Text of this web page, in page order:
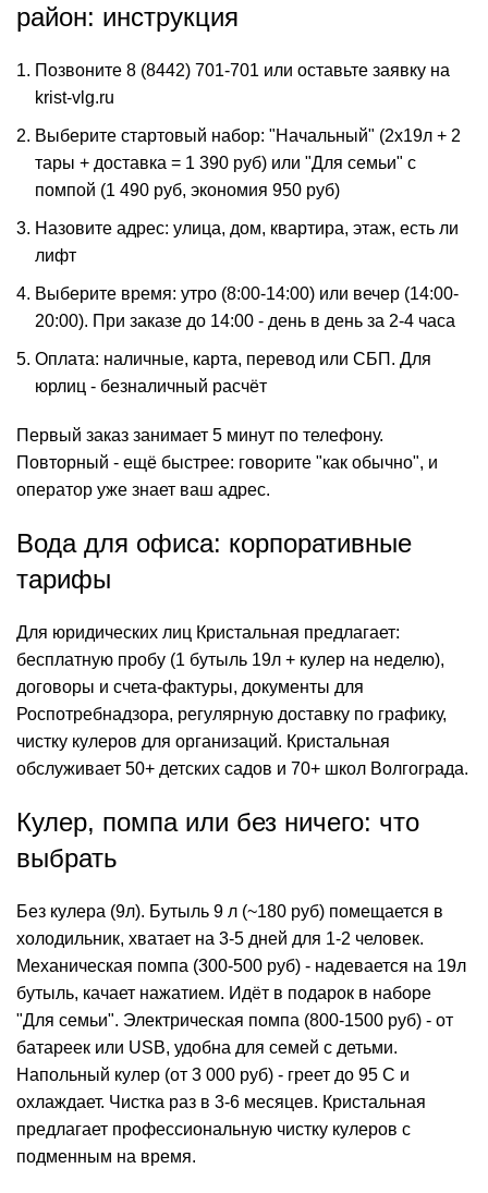
район: инструкция
Позвоните 8 (8442) 701-701 или оставьте заявку на
krist-vlg.ru
Выберите стартовый набор: "Начальный" (2x19л + 2
тары + доставка = 1 390 руб) или "Для семьи" с
помпой (1 490 руб, экономия 950 руб)
Назовите адрес: улица, дом, квартира, этаж, есть ли
лифт
Выберите время: утро (8:00-14:00) или вечер (14:00-
20:00). При заказе до 14:00 - день в день за 2-4 часа
Оплата: наличные, карта, перевод или СБП. Для
юрлиц - безналичный расчёт
Первый заказ занимает 5 минут по телефону.
Повторный - ещё быстрее: говорите "как обычно", и
оператор уже знает ваш адрес.
Вода для офиса: корпоративные
тарифы
Для юридических лиц Кристальная предлагает:
бесплатную пробу (1 бутыль 19л + кулер на неделю),
договоры и счета-фактуры, документы для
Роспотребнадзора, регулярную доставку по графику,
чистку кулеров для организаций. Кристальная
обслуживает 50+ детских садов и 70+ школ Волгограда.
Кулер, помпа или без ничего: что
выбрать
Без кулера (9л). Бутыль 9 л (~180 руб) помещается в
холодильник, хватает на 3-5 дней для 1-2 человек.
Механическая помпа (300-500 руб) - надевается на 19л
бутыль, качает нажатием. Идёт в подарок в наборе
"Для семьи". Электрическая помпа (800-1500 руб) - от
батареек или USB, удобна для семей с детьми.
Напольный кулер (от 3 000 руб) - греет до 95 C и
охлаждает. Чистка раз в 3-6 месяцев. Кристальная
предлагает профессиональную чистку кулеров с
подменным на время.